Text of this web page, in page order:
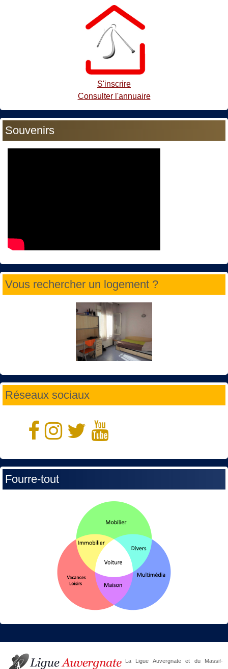
S'inscrire
Consulter l'annuaire
Souvenirs
Vous rechercher un logement ?
Réseaux sociaux
Fourre-tout
La Ligue Auvergnate et du Massif-